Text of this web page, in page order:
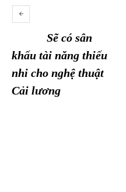
Sẽ có sân
khấu tài năng thiếu
nhi cho nghệ thuật
Cải lương